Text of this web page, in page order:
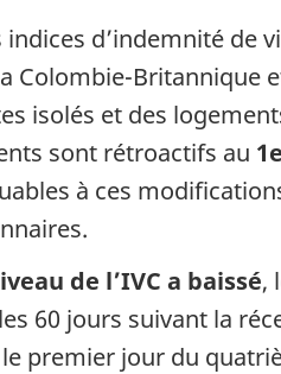
d’indemnité de
Colombie-Britannique
isolés et des
sont rétroactifs au
à ces
de l’IVC a baissé,
60 jours suivant la
premier jour du